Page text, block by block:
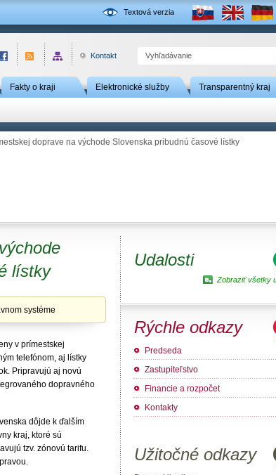
Textová verzia
Kontakt
Fakty o kraji Elektronické služby Transparentný kraj
doprave na východe Slovenska pribudnú časové lístky
lístky
systéme
v prímestskej
telefónom, aj lístky
Pripravujú aj novú
dopravného
dôjde k ďalším
kraj, ktoré sú
tzv. zónovú tarifu.
Udalosti
Zobraziť všetky
Rýchle odkazy
Predseda
Zastupiteľstvo
Financie a rozpočet
Kontakty
Užitočné odkazy